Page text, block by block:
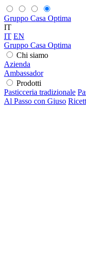
Gruppo Casa Optima
IT
IT EN
Gruppo Casa Optima
Chi siamo
Azienda
Ambassador
Prodotti
Pasticceria tradizionale
Al Passo con Giuso